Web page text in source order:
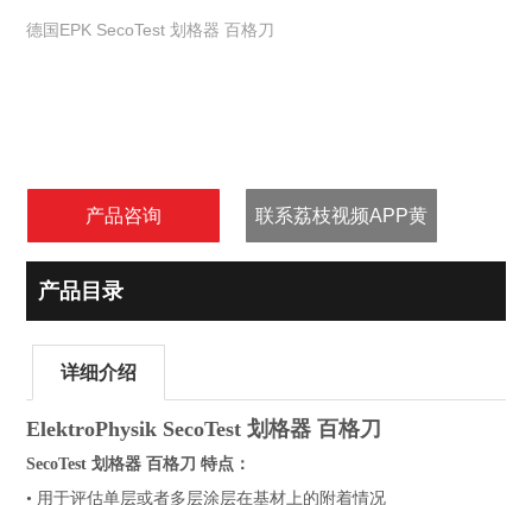
德国EPK SecoTest 划格器 百格刀
产品咨询 联系荔枝视频APP黄
产品目录
详细介绍
ElektroPhysik SecoTest 划格器 百格刀
SecoTest 划格器 百格刀 特点：
• 用于评估单层或者多层涂层在基材上的附着情况